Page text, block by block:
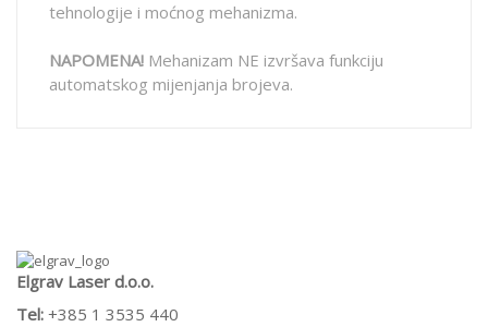
tehnologije i moćnog mehanizma.
NAPOMENA! Mehanizam NE izvršava funkciju
automatskog mijenjanja brojeva.
Elgrav Laser d.o.o.
Tel: +385 1 3535 440